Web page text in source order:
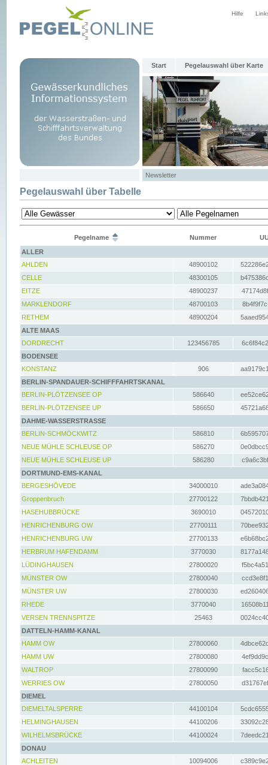
Hilfe
Start Pegelauswahl über Karte
Newsletter
Pegelauswahl über Tabelle
Pegelname Nummer
ALLER
AHLDEN
48900102
CELLE
48300105
EITZE
48900237
MARKLENDORF
48700103
RETHEM
48900204
ALTE MAAS
DORDRECHT
123456785
BODENSEE
KONSTANZ
906
BERLIN-SPANDAUER-SCHIFFFAHRTSKANAL
BERLIN-PLÖTZENSEE OP
586640
BERLIN-PLÖTZENSEE UP
586650
DAHME-WASSERSTRASSE
BERLIN-SCHMÖCKWITZ
586810
NEUE MÜHLE SCHLEUSE OP
586270
NEUE MÜHLE SCHLEUSE UP
586280
DORTMUND-EMS-KANAL
BERGESHÖVEDE
34000010
Groppenbruch
27700122
HASEHUBBRÜCKE
3690010
HENRICHENBURG OW
27700111
HENRICHENBURG UW
27700133
HERBRUM HAFENDAMM
3770030
LÜDINGHAUSEN
27800020
MÜNSTER OW
27800040
MÜNSTER UW
27800030
RHEDE
3770040
VERSEN TRENNSPITZE
25463
DATTELN-HAMM-KANAL
HAMM OW
27800060
HAMM UW
27800080
WALTROP
27800090
WERRIES OW
27800050
DIEMEL
DIEMELTALSPERRE
44100104
HELMINGHAUSEN
44100206
WILHELMSBRÜCKE
44100024
DONAU
ACHLEITEN
10094006